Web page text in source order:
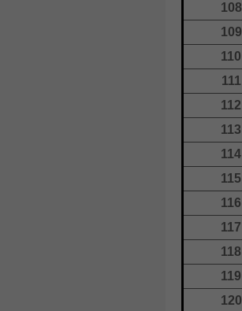
108
109
110
111
112
113
114
115
116
117
118
119
120